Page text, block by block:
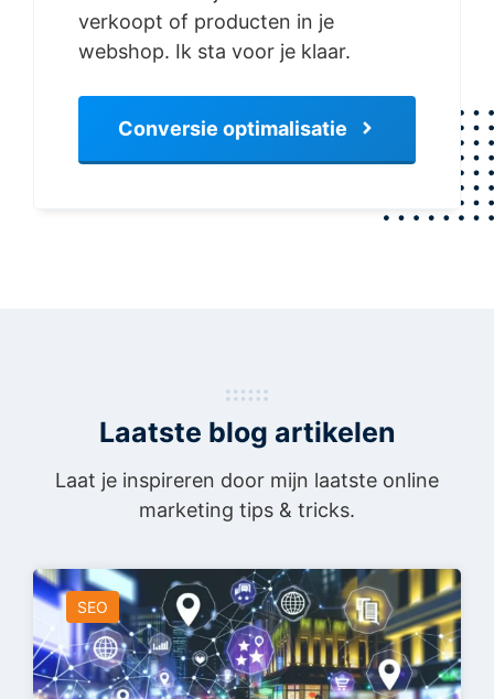
verkoopt of producten in je
webshop. Ik sta voor je klaar.
Conversie optimalisatie
Laatste blog artikelen
Laat je inspireren door mijn laatste online
marketing tips & tricks.
SEO